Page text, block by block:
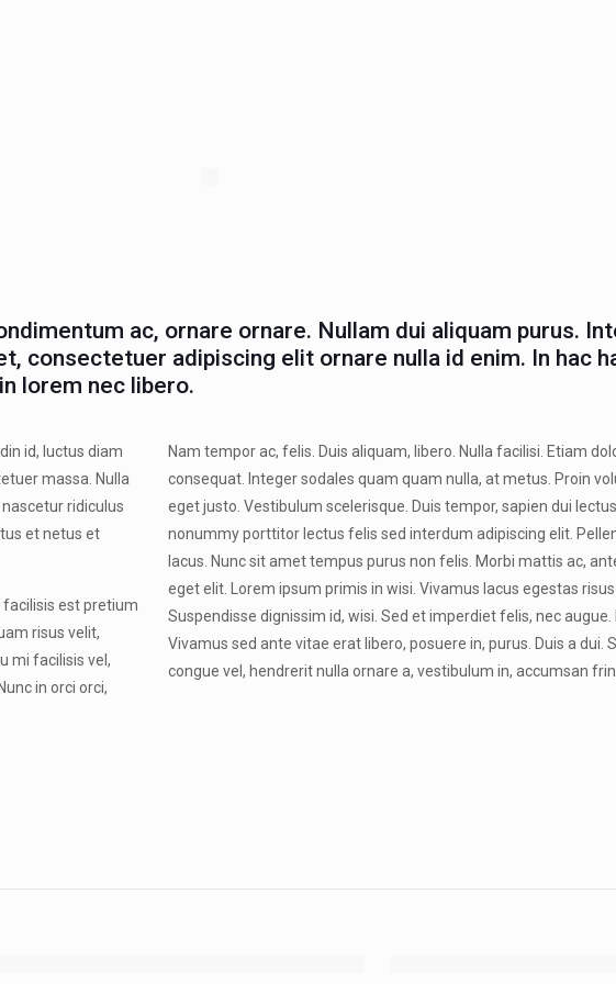
ac, ornare ornare. Nullam dui aliquam purus.
consectetuer adipiscing elit ornare nulla id enim. In hac
lorem nec libero.
id, luctus diam
massa. Nulla
ridiculus
et netus et
facilisis est pretium
risus velit,
mi facilisis vel,
in orci orci,
Nam tempor ac, felis. Duis aliquam, libero. Nulla facilisi. Etiam
consequat. Integer sodales quam quam nulla, at metus. Proin
eget justo. Vestibulum scelerisque. Duis tempor, sapien dui
nonummy porttitor lectus felis sed interdum adipiscing elit.
lacus. Nunc sit amet tempus purus non felis. Morbi mattis ac,
eget elit. Lorem ipsum primis in wisi. Vivamus lacus egestas risus
Suspendisse dignissim id, wisi. Sed et imperdiet felis, nec
Vivamus sed ante vitae erat libero, posuere in, purus. Duis a dui.
congue vel, hendrerit nulla ornare a, vestibulum in, accumsan